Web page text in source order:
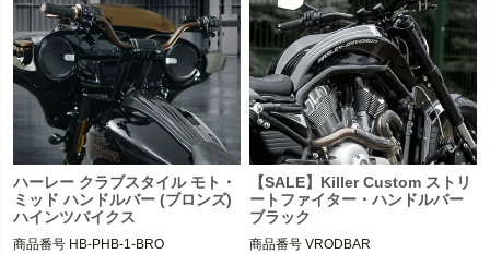
ハーレー クラブスタイル モト・
ミッド ハンドルバー (ブロンズ)
ハインツバイクス
商品番号 HB-PHB-1-BRO
【SALE】Killer Custom ストリ
ートファイター・ハンドルバー
ブラック
商品番号 VRODBAR